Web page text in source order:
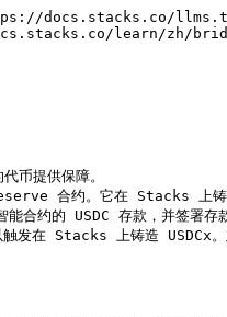
docs.stacks.co/
learn/zh/
币提供保障。
合约。它在 Stacks 上铸造
USDC 存款，并签署存款证
在 Stacks 上铸造 USDCx